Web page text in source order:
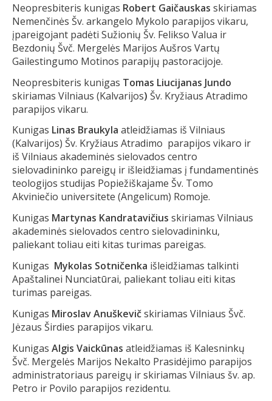
Neopresbiteris kunigas Robert Gaičauskas skiriamas
Nemenčinės Šv. arkangelo Mykolo parapijos vikaru,
įpareigojant padėti Sužionių Šv. Felikso Valua ir
Bezdonių Švč. Mergelės Marijos Aušros Vartų
Gailestingumo Motinos parapijų pastoracijoje.
Neopresbiteris kunigas Tomas Liucijanas Jundo
skiriamas Vilniaus (Kalvarijos) Šv. Kryžiaus Atradimo
parapijos vikaru.
Kunigas Linas Braukyla atleidžiamas iš Vilniaus
(Kalvarijos) Šv. Kryžiaus Atradimo parapijos vikaro ir
iš Vilniaus akademinės sielovados centro
sielovadininko pareigų ir išleidžiamas į fundamentinės
teologijos studijas Popiežiškajame Šv. Tomo
Akviniečio universitete (Angelicum) Romoje.
Kunigas Martynas Kandratavičius skiriamas Vilniaus
akademinės sielovados centro sielovadininku,
paliekant toliau eiti kitas turimas pareigas.
Kunigas Mykolas Sotničenka išleidžiamas talkinti
Apaštalinei Nunciatūrai, paliekant toliau eiti kitas
turimas pareigas.
Kunigas Miroslav Anuškevičskiriamas Vilniaus Švč.
Jėzaus Širdies parapijos vikaru.
Kunigas Algis Vaickūnas atleidžiamas iš Kalesninkų
Švč. Mergelės Marijos Nekalto Prasidėjimo parapijos
administratoriaus pareigų ir skiriamas Vilniaus šv. ap.
Petro ir Povilo parapijos rezidentu.